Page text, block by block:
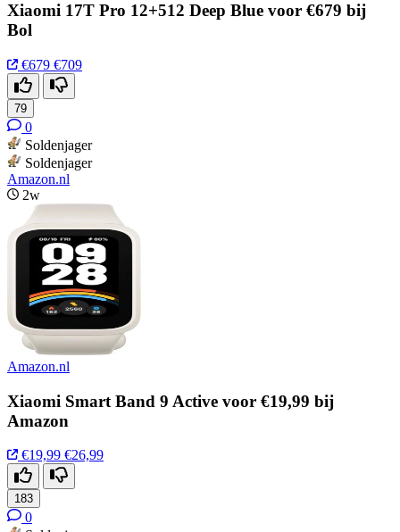
Xiaomi 17T Pro 12+512 Deep Blue voor €679 bij
Bol
€679 €709
79
0
Soldenjager
Soldenjager
Amazon.nl
2w
Amazon.nl
Xiaomi Smart Band 9 Active voor €19,99 bij
Amazon
€19,99 €26,99
183
0